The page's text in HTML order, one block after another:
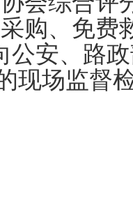
购、免费
公安、路
现场监督